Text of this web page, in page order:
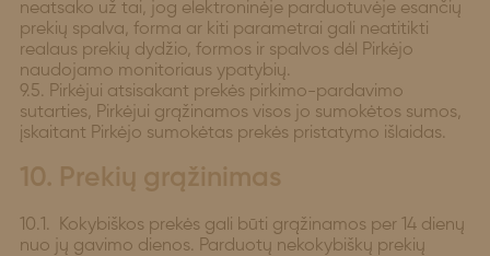
neatsako už tai, jog elektroninėje parduotuvėje esančių
prekių spalva, forma ar kiti parametrai gali neatitikti
realaus prekių dydžio, formos ir spalvos dėl Pirkėjo
naudojamo monitoriaus ypatybių.
9.5. Pirkėjui atsisakant prekės pirkimo-pardavimo
sutarties, Pirkėjui grąžinamos visos jo sumokėtos sumos,
įskaitant Pirkėjo sumokėtas prekės pristatymo išlaidas.
10. Prekių grąžinimas
10.1. Kokybiškos prekės gali būti grąžinamos per 14 dienų
nuo jų gavimo dienos. Parduotų nekokybiškų prekių